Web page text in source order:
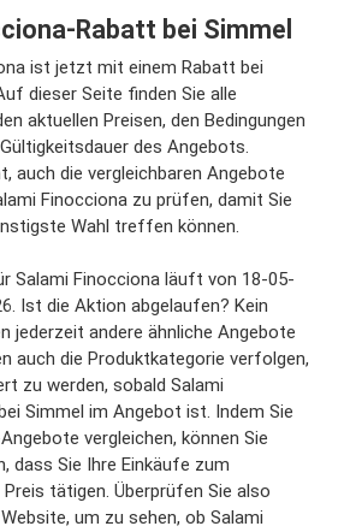
Rabatt bei Simmel
ist jetzt mit einem Rabatt bei
dieser Seite finden Sie alle
aktuellen Preisen, den Bedingungen
des Angebots.
auch die vergleichbaren Angebote
Finocciona zu prüfen, damit Sie
Wahl treffen können.
Salami Finocciona läuft von 18-05-
Ist die Aktion abgelaufen? Kein
jederzeit andere ähnliche Angebote
auch die Produktkategorie verfolgen,
zu werden, sobald Salami
Simmel im Angebot ist. Indem Sie
vergleichen, können Sie
dass Sie Ihre Einkäufe zum
tätigen. Überprüfen Sie also
um zu sehen, ob Salami